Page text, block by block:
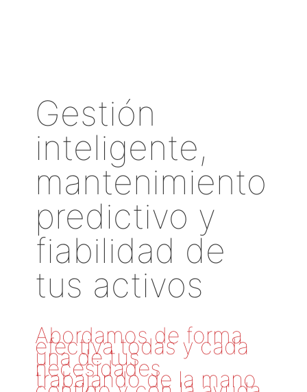
Gestión
inteligente,
mantenimiento
predictivo y
fiabilidad de
tus activos
Abordamos de forma
efectiva todas y cada
una de tus
necesidades
trabajando de la mano